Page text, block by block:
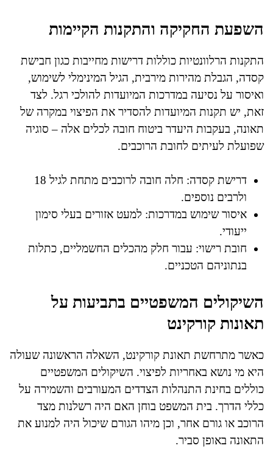
השפעת החקיקה והתקנות הקיימות
התקנות הרלוונטיות כוללות דרישות מחייבות כגון חבישת
קסדה, הגבלת מהירות מירבית, הגיל המינימלי לשימוש,
ואיסור על נסיעה במדרכות המיועדות להולכי רגל. לצד
זאת, יש תקנות המיועדות להסדיר את הפיצוי במקרה של
תאונה, בעקבות היעדר ביטוח חובה לכלים אלה – סוגיה
שפועלת לעיתים לחובת הרוכבים.
דרישת קסדה: חלה חובה לרוכבים מתחת לגיל 18
ולרבים נוספים.
איסור שימוש במדרכות: למעט אזורים בעלי סימון
ייעודי.
חובת רישוי: עבור חלק מהכלים החשמליים, כתלות
בנתוניהם הטכניים.
השיקולים המשפטיים בתביעות על
תאונות קורקינט
כאשר מתרחשת תאונת קורקינט, השאלה הראשונה שעולה
היא מי נושא באחריות לפיצוי. השיקולים המשפטיים
כוללים בחינת התנהלות הצדדים המעורבים והשמירה על
כללי הדרך. בית המשפט בוחן האם היה רשלנות מצד
הרוכב או גורם אחר, וכן מיהו הגורם שיכול היה למנוע את
התאונה באופן סביר.